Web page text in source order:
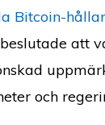
Bitcoin-
att
och